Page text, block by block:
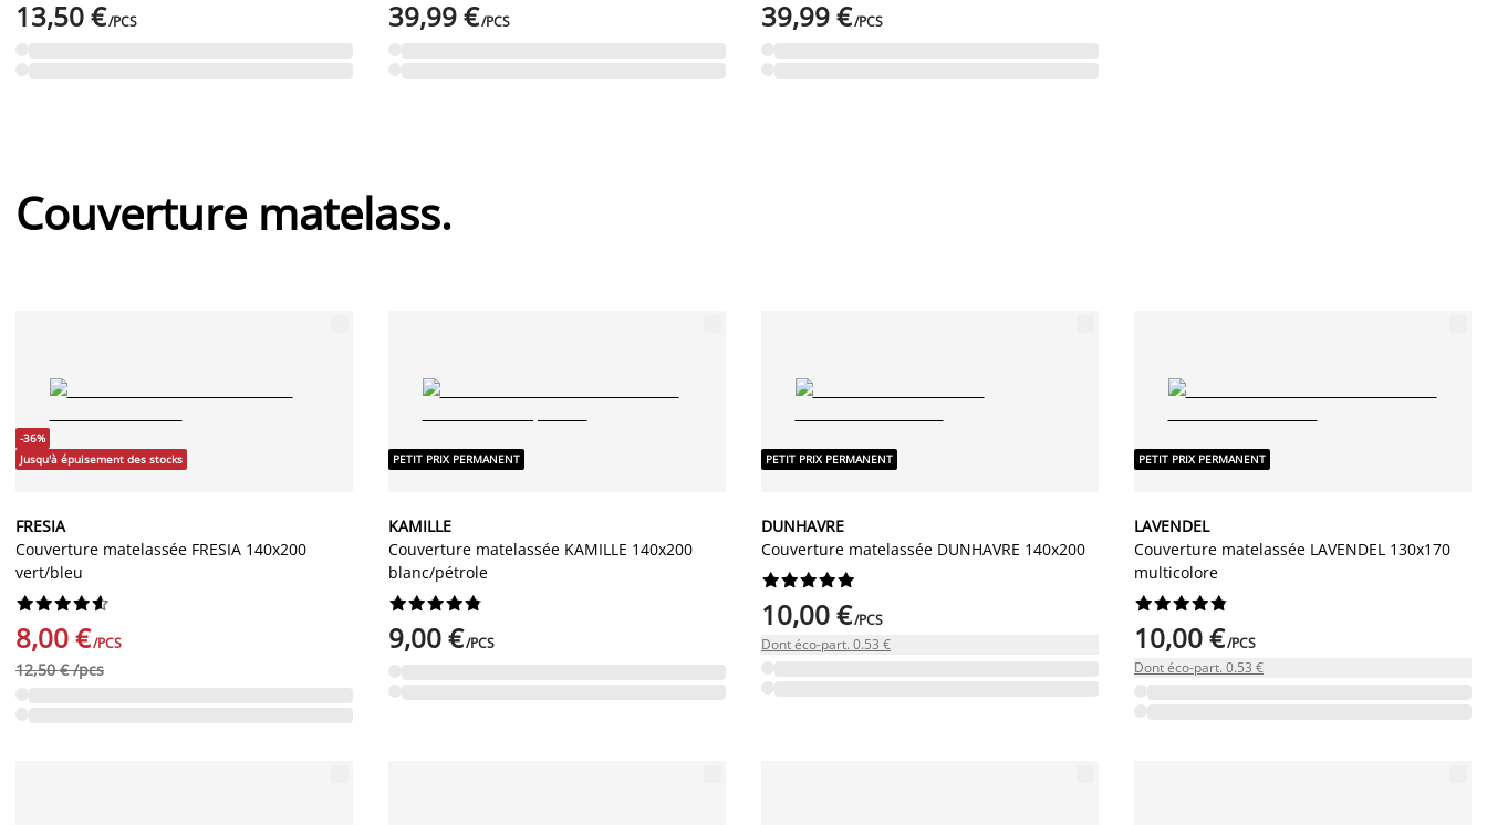
13,50 €/PCS 39,99 €/PCS 39,99 €/PCS
Couverture matelass.
-36%
Jusqu'à épuisement des stocks
FRESIA
Couverture matelassée FRESIA 140x200
vert/bleu






8,00 €/PCS
12,50 € /pcs
PETIT PRIX PERMANENT
KAMILLE
Couverture matelassée KAMILLE 140x200
blanc/pétrole






9,00 €/PCS
PETIT PRIX PERMANENT
DUNHAVRE
Couverture matelassée DUNHAVRE 140x200






10,00 €/PCS
Dont éco-part. 0.53 €
PETIT PRIX PERMANENT
LAVENDEL
Couverture matelassée LAVENDEL 130x170
multicolore






10,00 €/PCS
Dont éco-part. 0.53 €